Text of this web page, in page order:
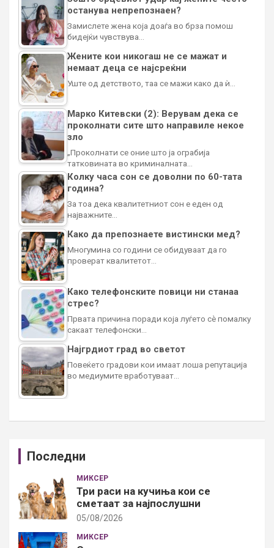
останува непрепознаен?
Замислете жена која доаѓа во брза помош
бидејќи чувствува…
Жените кои никогаш не се мажат и
немаат деца се најсреќни
Уште од детството, таа се мажи како да ѝ…
Марко Китевски (2): Верувам дека се
проколнати сите што направиле некое
зло
„Проколнати се оние што ја ограбија
татковината во криминалната…
Колку часа сон се доволни по 60-тата
година?
За тоа дека квалитетниот сон е еден од
најважните…
Како да препознаете вистински мед?
Многумина со години се обидуваат да го
проверат квалитетот…
Како телефонските повици ни станаа
стрес?
Првата причина поради која луѓето сè помалку
сакаат телефонски…
Најгрдиот град во светот
Повеќето градови кои имаат лоша репутација
во медиумите вработуваат…
Последни
МИКСЕР
Три раси на кучиња кои се
сметаат за најпослушни
05/08/2026
МИКСЕР